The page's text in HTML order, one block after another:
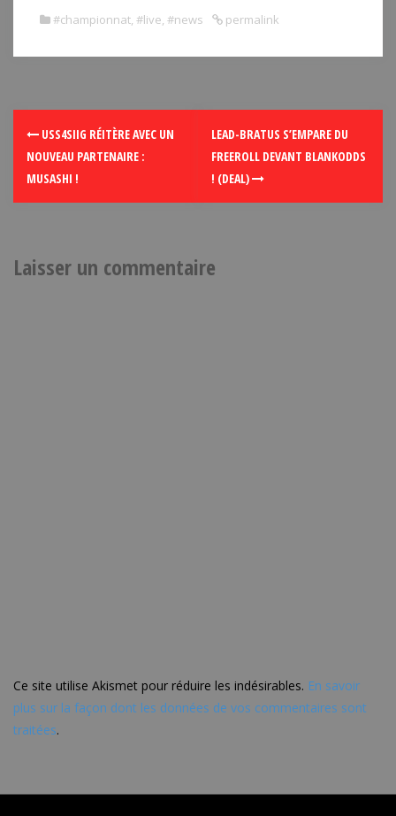
#championnat, #live, #news permalink
USS4SIIG RÉITÈRE AVEC UN
NOUVEAU PARTENAIRE :
MUSASHI !
LEAD-BRATUS S’EMPARE DU
FREEROLL DEVANT BLANKODDS
! (DEAL)
Laisser un commentaire
Ce site utilise Akismet pour réduire les indésirables. En savoir
plus sur la façon dont les données de vos commentaires sont
traitées.